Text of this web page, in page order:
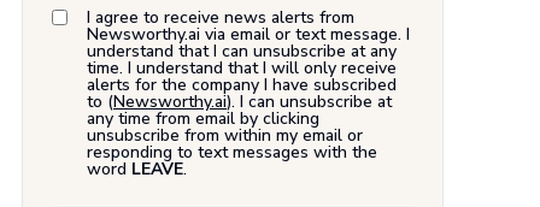
I agree to receive news alerts from
Newsworthy.ai via email or text message. I
understand that I can unsubscribe at any
time. I understand that I will only receive
alerts for the company I have subscribed
to (Newsworthy.ai). I can unsubscribe at
any time from email by clicking
unsubscribe from within my email or
responding to text messages with the
word LEAVE.